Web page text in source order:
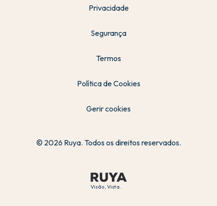
Visão, Vista.
Privacidade
Segurança
Termos
Política de Cookies
Gerir cookies
© 2026 Ruya. Todos os direitos reservados.